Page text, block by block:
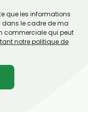
que les informations
dans le cadre de ma
commerciale qui peut
notre politique de